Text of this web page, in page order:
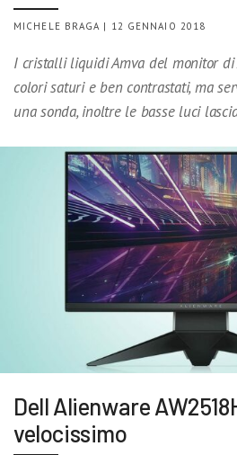
MICHELE BRAGA | 12 GENNAIO 2018
I cristalli liquidi Amva del monitor di
colori saturi e ben contrastati, ma
una sonda, inoltre le basse luci
Dell Alienware
velocissimo